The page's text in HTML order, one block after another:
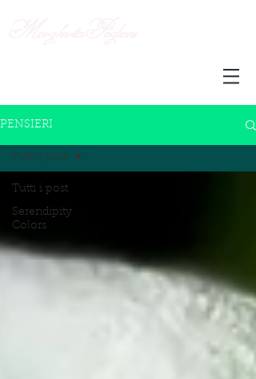
PENSIERI
Tutti i post
Serendipity
Colors
Tutti i post